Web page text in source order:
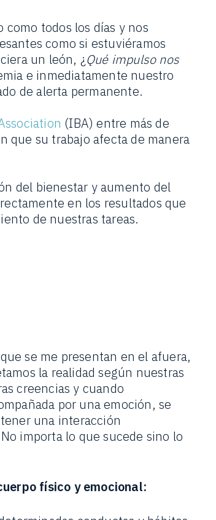
todos los días y nos
como si estuviéramos
un león, ¿Qué impulso nos
e inmediatamente nuestro
de alerta permanente.
(IBA) entre más de
que su trabajo afecta de manera
del bienestar y aumento del
en los resultados que
de nuestras tareas.
se me presentan en el afuera,
la realidad según nuestras
creencias y cuando
por una emoción, se
una interacción
importa lo que sucede sino lo
físico y emocional: